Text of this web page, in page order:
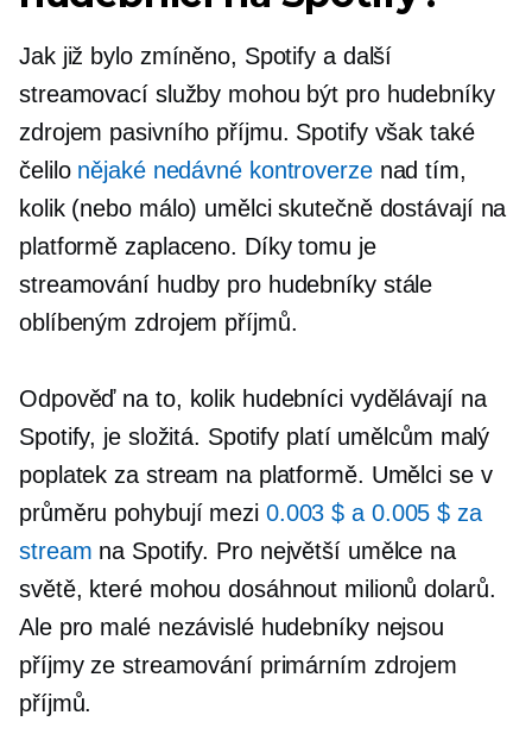
Jak již bylo zmíněno, Spotify a další
streamovací služby mohou být pro hudebníky
zdrojem pasivního příjmu. Spotify však také
čelilo nějaké nedávné kontroverzenad tím,
kolik (nebo málo) umělci skutečně dostávají na
platformě zaplaceno. Díky tomu je
streamování hudby pro hudebníky stále
oblíbeným zdrojem příjmů.
Odpověď na to, kolik hudebníci vydělávají na
Spotify, je složitá. Spotify platí umělcům malý
poplatek za stream na platformě. Umělci se v
průměru pohybují mezi 0.003 $ a 0.005 $ za
stream na Spotify. Pro největší umělce na
světě, které mohou dosáhnout milionů dolarů.
Ale pro malé nezávislé hudebníky nejsou
příjmy ze streamování primárním zdrojem
příjmů.